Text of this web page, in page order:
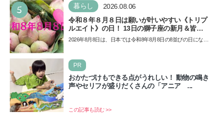
5 暮らし 2026.08.06
令和８年８月８日は願いが叶いやすい《トリプ
ルエイト》の日！ 13日の獅子座の新月＆皆既
日食の影響にも注目
2026年8月8日は、日本では令和8年8月8日の8並びの日になり
PR
おかたづけもできる点がうれしい！ 動物の鳴き
声やセリフが盛りだくさんの「アニア ...
この記事も読む >>